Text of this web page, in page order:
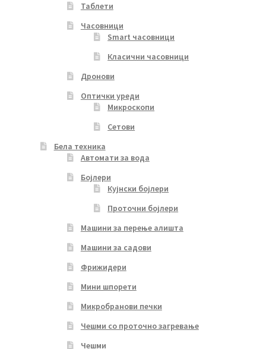
Таблети
Часовници
Smart часовници
Класични часовници
Дронови
Оптички уреди
Микроскопи
Сетови
Бела техника
Автомати за вода
Бојлери
Кујнски бојлери
Проточни бојлери
Машини за перење алишта
Машини за садови
Фрижидери
Мини шпорети
Микробранови печки
Чешми со проточно загревање
Чешми